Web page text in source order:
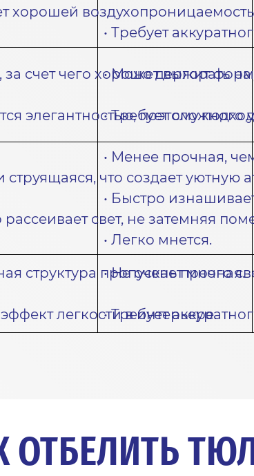
хорошей
• Требует
за счет чего хорошо держит
элегантностью, поэтому
• Может выгорать
• Требует сложного
струящаяся, что создает уютную
рассеивает свет, не затемняя
• Менее прочная,
• Быстро
• Легко мнется.
структура пропускает много
эффект легкости в интерьере.
• Не очень прочная.
• Требует
ОТБЕЛИТЬ